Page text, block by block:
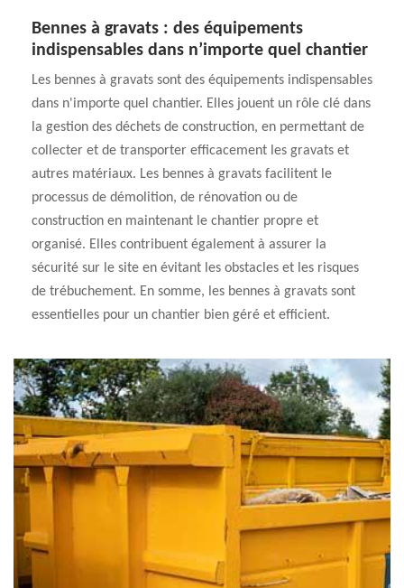
Bennes à gravats : des équipements
indispensables dans n’importe quel chantier
Les bennes à gravats sont des équipements indispensables
dans n'importe quel chantier. Elles jouent un rôle clé dans
la gestion des déchets de construction, en permettant de
collecter et de transporter efficacement les gravats et
autres matériaux. Les bennes à gravats facilitent le
processus de démolition, de rénovation ou de
construction en maintenant le chantier propre et
organisé. Elles contribuent également à assurer la
sécurité sur le site en évitant les obstacles et les risques
de trébuchement. En somme, les bennes à gravats sont
essentielles pour un chantier bien géré et efficient.